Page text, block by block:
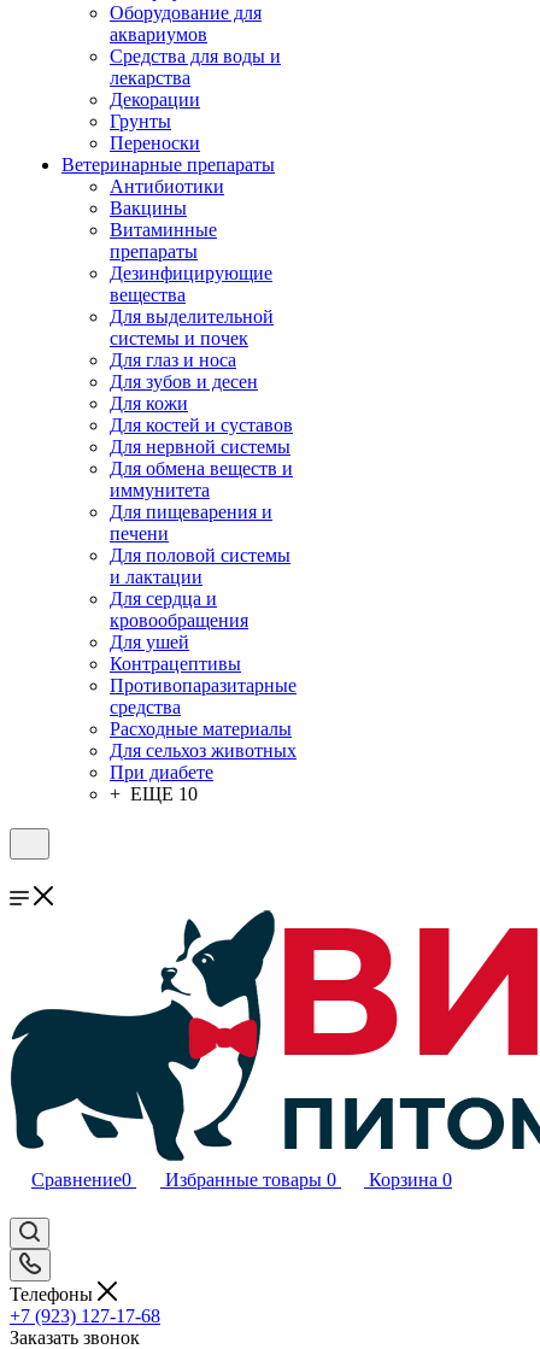
Оборудование для
аквариумов
Средства для воды и
лекарства
Декорации
Грунты
Переноски
Ветеринарные препараты
Антибиотики
Вакцины
Витаминные
препараты
Дезинфицирующие
вещества
Для выделительной
системы и почек
Для глаз и носа
Для зубов и десен
Для кожи
Для костей и суставов
Для нервной системы
Для обмена веществ и
иммунитета
Для пищеварения и
печени
Для половой системы
и лактации
Для сердца и
кровообращения
Для ушей
Контрацептивы
Противопаразитарные
средства
Расходные материалы
Для сельхоз животных
При диабете
+ ЕЩЕ 10
Сравнение0 Избранные товары 0 Корзина 0
Телефоны
+7 (923) 127-17-68
Заказать звонок